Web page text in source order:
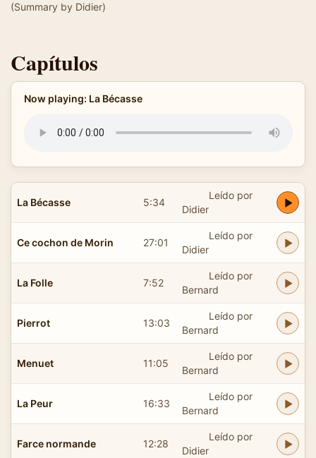
(Summary by Didier)
Capítulos
Now playing: La Bécasse
La Bécasse 5:34
Leído por
Didier
Ce cochon de Morin 27:01
Leído por
Didier
La Folle 7:52
Leído por
Bernard
Pierrot 13:03
Leído por
Bernard
Menuet 11:05
Leído por
Bernard
La Peur 16:33
Leído por
Bernard
Farce normande 12:28
Leído por
Didier